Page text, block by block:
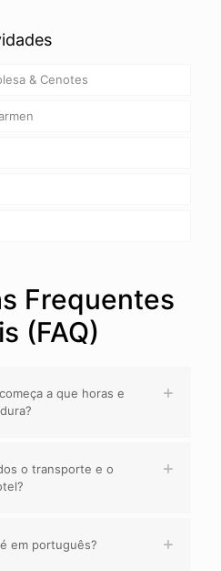
& Cenotes
Frequentes
(FAQ)
a que horas e
o transporte e o
em português?